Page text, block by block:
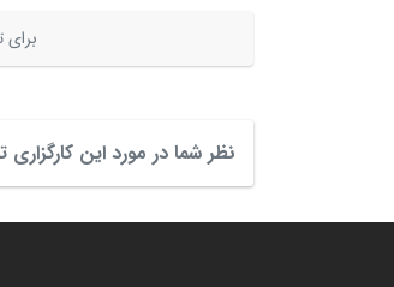
نظر شما در مورد این